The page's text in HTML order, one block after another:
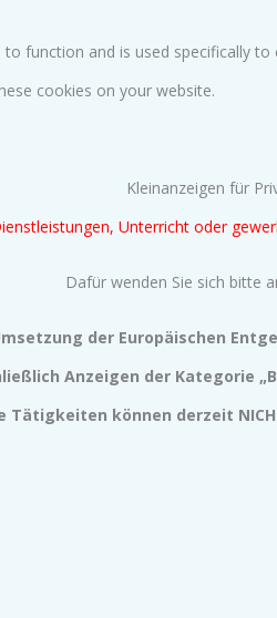
function and is used specifically
cookies on your website.
Kleinanzeigen für
Unterricht oder
Dafür wenden Sie sich bitte
der Europäischen
Anzeigen der Kategorie
Tätigkeiten können derzeit